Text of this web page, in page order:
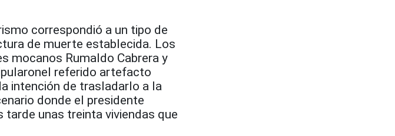
correspondió a un tipo de
de muerte establecida. Los
mocanos Rumaldo Cabrera y
referido artefacto
intención de trasladarlo a la
donde el presidente
tarde unas treinta viviendas que